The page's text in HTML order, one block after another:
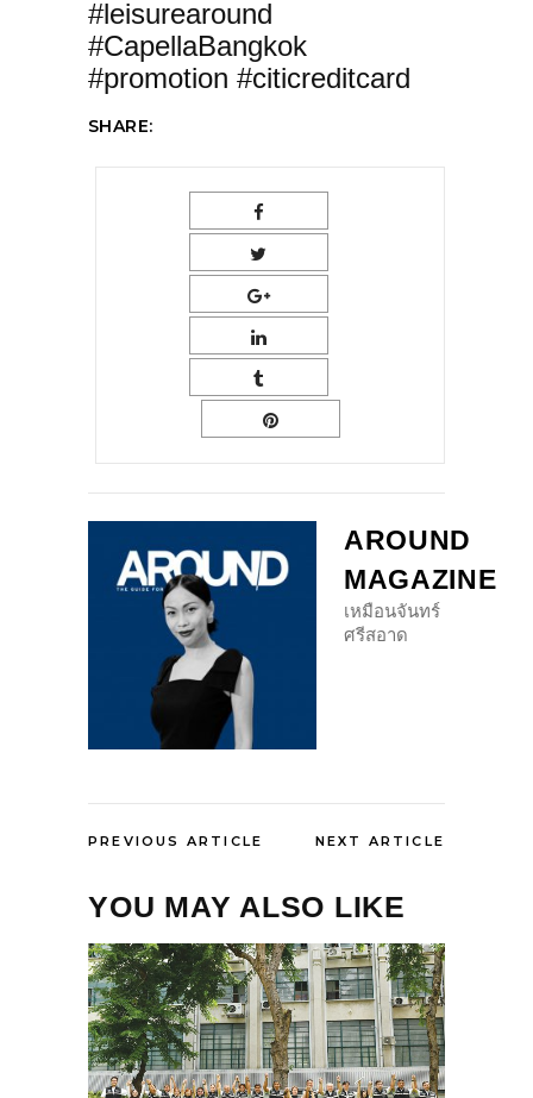
#leisurearound
#CapellaBangkok
#promotion #citicreditcard
SHARE:
AROUND
MAGAZINE
เหมือนจันทร์
ศรีสอาด
PREVIOUS ARTICLE NEXT ARTICLE
YOU MAY ALSO LIKE